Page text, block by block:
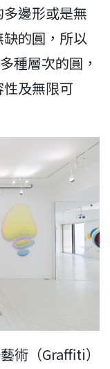
邊形或是無
的圓，所以
種層次的圓，
及無限可
術（Graffiti）